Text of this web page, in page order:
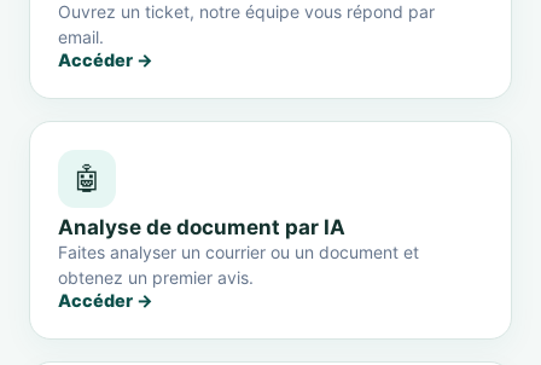
Ouvrez un ticket, notre équipe vous répond par
email.
Accéder →
🤖
Analyse de document par IA
Faites analyser un courrier ou un document et
obtenez un premier avis.
Accéder →